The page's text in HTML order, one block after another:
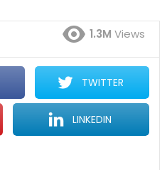
1.3M Views
TWITTER
LINKEDIN